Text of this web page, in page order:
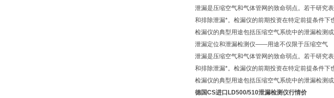
泄漏是压缩空气和气体管网的致命弱点。若干研究
和排除泄漏*。检漏仪的前期投资在特定前提条件下
检漏仪的典型用途包括压缩空气系统中的泄漏检测
泄漏定位和泄漏检测仪——用途不仅限于压缩空气
泄漏是压缩空气和气体管网的致命弱点。若干研究
和排除泄漏*。检漏仪的前期投资在特定前提条件下
检漏仪的典型用途包括压缩空气系统中的泄漏检测
德国CS进口LD500/510泄漏检测仪行情价